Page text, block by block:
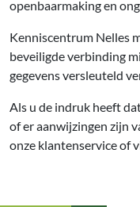
openbaarmaking en
Kenniscentrum Nelles
beveiligde verbinding
gegevens versleuteld
Als u de indruk heeft
of er aanwijzingen zijn
onze klantenservice of